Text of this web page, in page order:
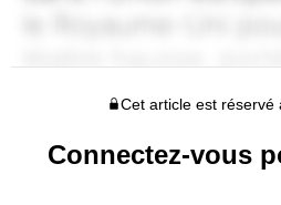
Cet article est réservé
Connectez-vous